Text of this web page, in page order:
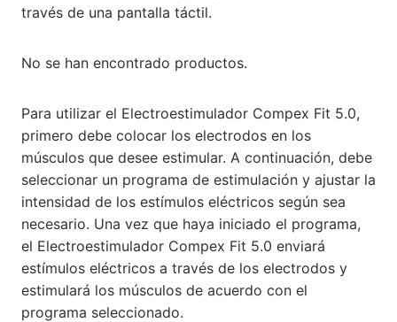
través de una pantalla táctil.
No se han encontrado productos.
Para utilizar el Electroestimulador Compex Fit 5.0,
primero debe colocar los electrodos en los
músculos que desee estimular. A continuación, debe
seleccionar un programa de estimulación y ajustar la
intensidad de los estímulos eléctricos según sea
necesario. Una vez que haya iniciado el programa,
el Electroestimulador Compex Fit 5.0 enviará
estímulos eléctricos a través de los electrodos y
estimulará los músculos de acuerdo con el
programa seleccionado.